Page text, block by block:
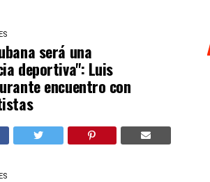
será una
deportiva": Luis
encuentro con